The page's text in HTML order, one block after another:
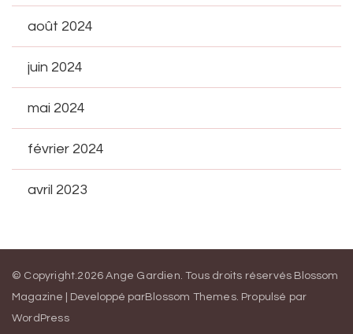
août 2024
juin 2024
mai 2024
février 2024
avril 2023
© Copyright.2026Ange Gardien. Tous droits réservés Blossom
Magazine | Developpé parBlossom Themes. Propulsé par
WordPress